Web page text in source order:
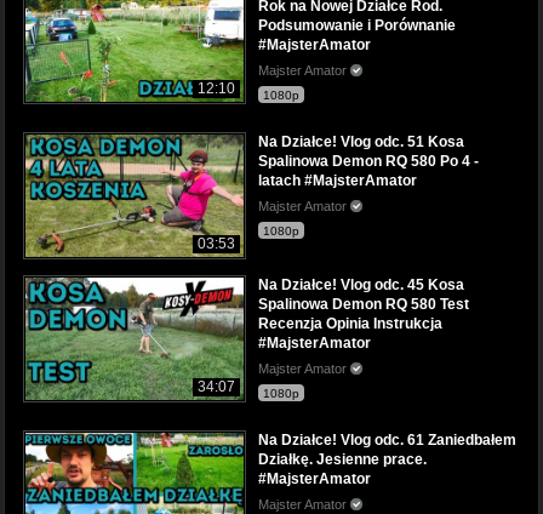
12:10
Rok na Nowej Działce Rod.
Podsumowanie i Porównanie
#MajsterAmator
Majster Amator
1080p
03:53
Na Działce! Vlog odc. 51 Kosa
Spalinowa Demon RQ 580 Po 4 -
latach #MajsterAmator
Majster Amator
1080p
34:07
Na Działce! Vlog odc. 45 Kosa
Spalinowa Demon RQ 580 Test
Recenzja Opinia Instrukcja
#MajsterAmator
Majster Amator
1080p
Na Działce! Vlog odc. 61 Zaniedbałem
Działkę. Jesienne prace.
#MajsterAmator
Majster Amator